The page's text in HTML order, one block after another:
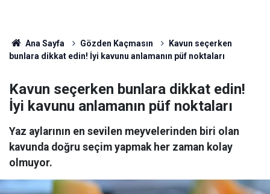
Ana Sayfa Gözden Kaçmasın
Kavun seçerken
bunlara dikkat edin! İyi kavunu anlamanın püf noktaları
Kavun seçerken bunlara dikkat edin!
İyi kavunu anlamanın püf noktaları
Yaz aylarının en sevilen meyvelerinden biri olan
kavunda doğru seçim yapmak her zaman kolay
olmuyor.